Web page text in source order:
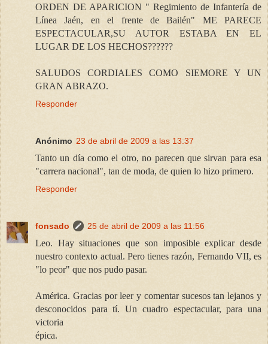
ORDEN DE APARICION " Regimiento de Infantería de
Línea Jaén, en el frente de Bailén" ME PARECE
ESPECTACULAR,SU AUTOR ESTABA EN EL
LUGAR DE LOS HECHOS??????
SALUDOS CORDIALES COMO SIEMORE Y UN
GRAN ABRAZO.
Responder
Anónimo 23 de abril de 2009 a las 13:37
Tanto un día como el otro, no parecen que sirvan para esa
"carrera nacional", tan de moda, de quien lo hizo primero.
Responder
fonsado 25 de abril de 2009 a las 11:56
Leo. Hay situaciones que son imposible explicar desde
nuestro contexto actual. Pero tienes razón, Fernando VII, es
"lo peor" que nos pudo pasar.
América. Gracias por leer y comentar sucesos tan lejanos y
desconocidos para tí. Un cuadro espectacular, para una
victoria
épica.